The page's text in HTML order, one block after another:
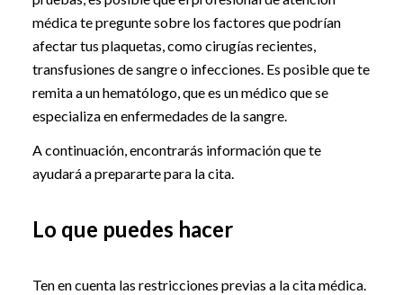
médica te pregunte sobre los factores que podrían
afectar tus plaquetas, como cirugías recientes,
transfusiones de sangre o infecciones. Es posible que te
remita a un hematólogo, que es un médico que se
especializa en enfermedades de la sangre.
A continuación, encontrarás información que te
ayudará a prepararte para la cita.
Lo que puedes hacer
Ten en cuenta las restricciones previas a la cita médica.